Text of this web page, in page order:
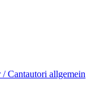
Cantautori allgemein